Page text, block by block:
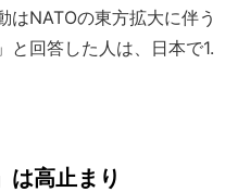
はNATOの東方拡大に伴う
と回答した人は、日本で1.
は高止まり